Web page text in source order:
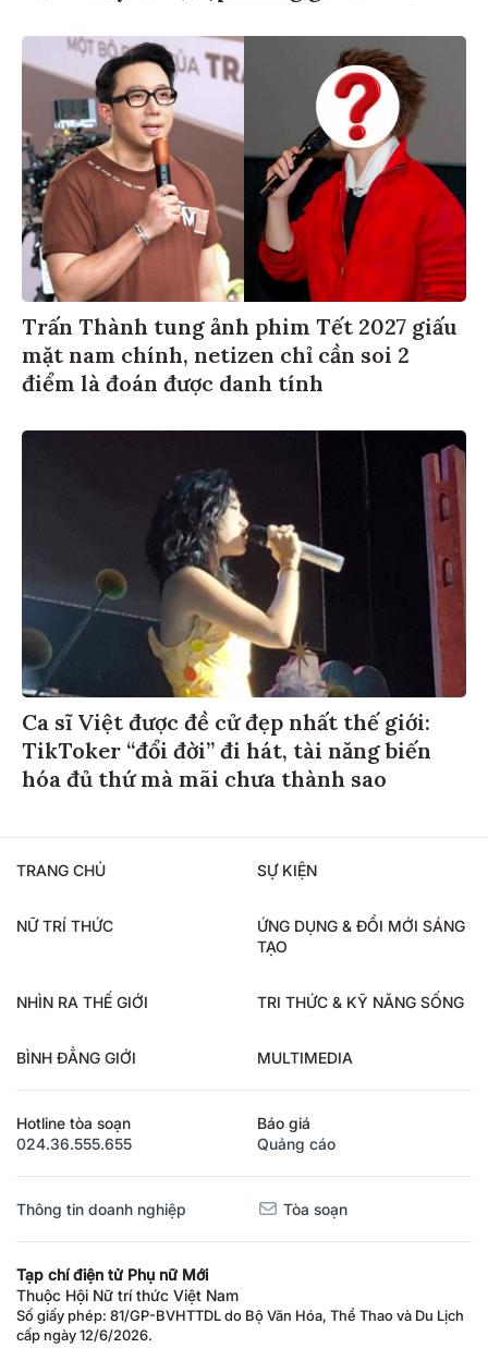
Trấn Thành tung ảnh phim Tết 2027 giấu
mặt nam chính, netizen chỉ cần soi 2
điểm là đoán được danh tính
Ca sĩ Việt được đề cử đẹp nhất thế giới:
TikToker “đổi đời” đi hát, tài năng biến
hóa đủ thứ mà mãi chưa thành sao
TRANG CHỦ SỰ KIỆN
NỮ TRÍ THỨC
ỨNG DỤNG & ĐỔI MỚI SÁNG
TẠO
NHÌN RA THẾ GIỚI TRI THỨC & KỸ NĂNG SỐNG
BÌNH ĐẲNG GIỚI MULTIMEDIA
Hotline tòa soạn
024.36.555.655
Báo giá
Quảng cáo
Thông tin doanh nghiệp Tòa soạn
Tạp chí điện tử Phụ nữ Mới
Thuộc Hội Nữ trí thức Việt Nam
Số giấy phép: 81/GP-BVHTTDL do Bộ Văn Hóa, Thể Thao và Du Lịch
cấp ngày 12/6/2026.